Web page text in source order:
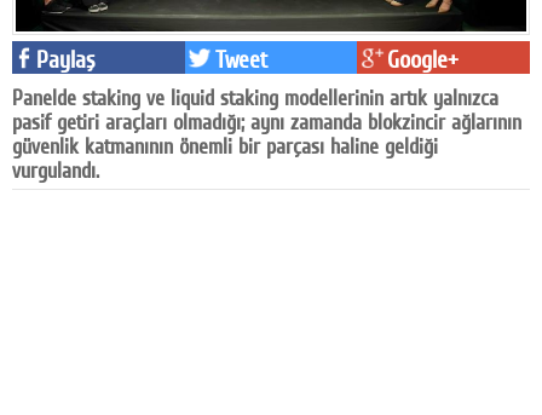
Dünya
Pr
Facebook
Diziler
Paylaş Tweet Google+
Panelde staking ve liquid staking modellerinin artık yalnızca
pasif getiri araçları olmadığı; aynı zamanda blokzincir ağlarının
güvenlik katmanının önemli bir parçası haline geldiği
vurgulandı.